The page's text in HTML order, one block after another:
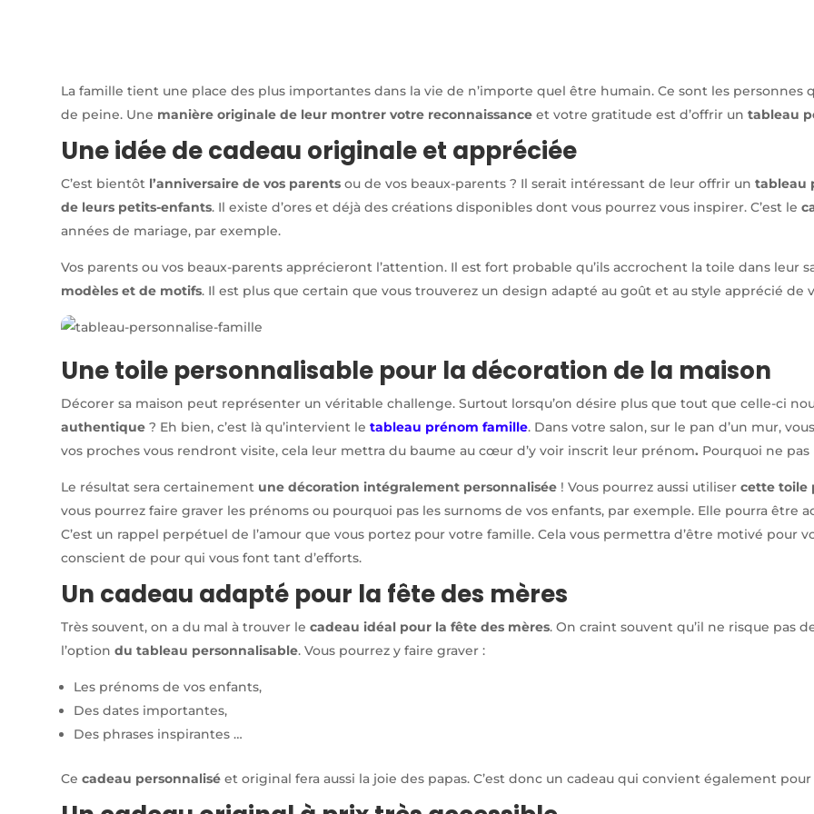
La famille tient une place des plus importantes dans la vie de n’importe quel être humain. Ce sont les
de peine. Une manière originale de leur montrer votre reconnaissance et votre gratitude est d’offrir untableau
Une idée de cadeau originale et appréciée
C’est bientôt l’anniversaire de vos parents ou de vos beaux-parents ? Il serait intéressant de leur offrir untableau
de leurs petits-enfants. Il existe d’ores et déjà des créations disponibles dont vous pourrez vous inspirer. C’est le
années de mariage, par exemple.
Vos parents ou vos beaux-parents apprécieront l’attention. Il est fort probable qu’ils accrochent la toile dans leur
modèles et de motifs. Il est plus que certain que vous trouverez un design adapté au goût et au style apprécié de
Une toile personnalisable pour la décoration de la maison
Décorer sa maison peut représenter un véritable challenge. Surtout lorsqu’on désire plus que tout que celle-ci
authentique ? Eh bien, c’est là qu’intervient letableau prénom famille. Dans votre salon, sur le pan d’un mur,
vos proches vous rendront visite, cela leur mettra du baume au cœur d’y voir inscrit leur prénom. Pourquoi ne pas
Le résultat sera certainement une décoration intégralement personnalisée ! Vous pourrez aussi utilisercette toile
vous pourrez faire graver les prénoms ou pourquoi pas les surnoms de vos enfants, par exemple. Elle pourra être
C’est un rappel perpétuel de l’amour que vous portez pour votre famille. Cela vous permettra d’être motivé pour
conscient de pour qui vous font tant d’efforts.
Un cadeau adapté pour la fête des mères
Très souvent, on a du mal à trouver lecadeau idéal pour la fête des mères. On craint souvent qu’il ne risque pas
l’optiondu tableau personnalisable. Vous pourrez y faire graver :
Les prénoms de vos enfants,
Des dates importantes,
Des phrases inspirantes …
Cecadeau personnalisé et original fera aussi la joie des papas. C’est donc un cadeau qui convient également